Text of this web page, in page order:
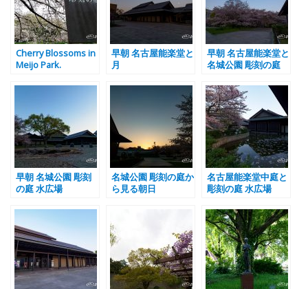
Cherry Blossoms in
Meijo Park.
早朝 名古屋能楽堂と
月
早朝 名古屋能楽堂と
名城公園 彫刻の庭
早朝 名城公園 彫刻
の庭 水広場
名城公園 彫刻の庭か
ら見る朝日
名古屋能楽堂中庭と
彫刻の庭 水広場